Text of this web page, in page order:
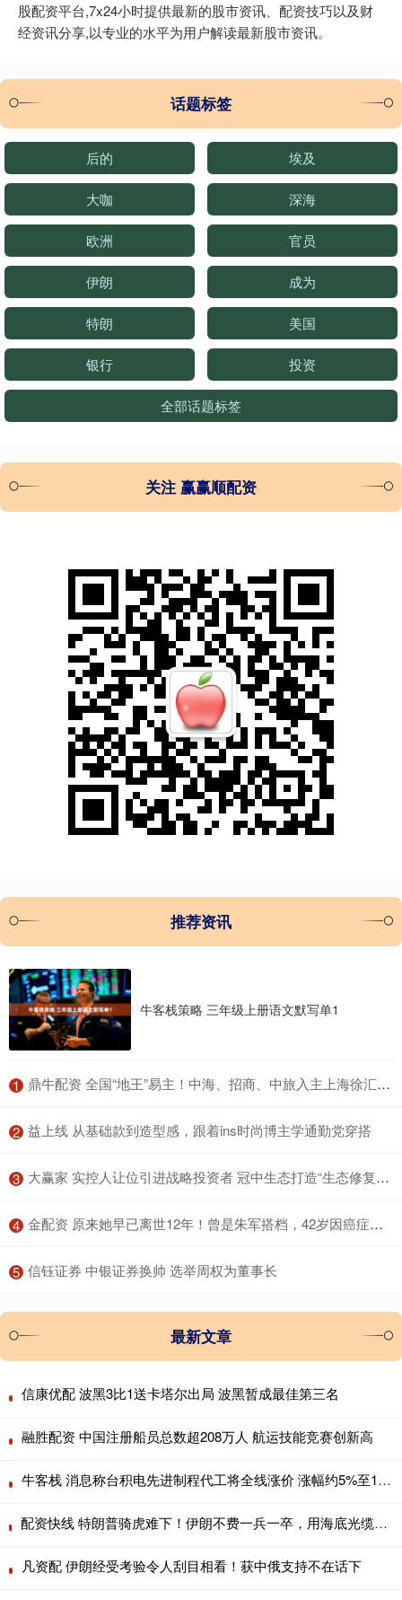
股配资平台,7x24小时提供最新的股市资讯、配资技巧以及财
经资讯分享,以专业的水平为用户解读最新股市资讯。
话题标签
后的 埃及
大咖 深海
欧洲 官员
伊朗 成为
特朗 美国
银行 投资
全部话题标签
关注 赢赢顺配资
推荐资讯
牛客栈策略 三年级上册语文默写单1
1 ​鼎牛配资 全国“地王”易主！中海、招商、中旅入主上海徐汇滨江地块
2 ​益上线 从基础款到造型感，跟着ins时尚博主学通勤党穿搭
3 ​大赢家 实控人让位引进战略投资者 冠中生态打造“生态修复+财税数智化”双主业
4 ​金配资 原来她早已离世12年！曾是朱军搭档，42岁因癌症病故一生奉献事业
5 ​信钰证券 中银证券换帅 选举周权为董事长
最新文章
信康优配 波黑3比1送卡塔尔出局 波黑暂成最佳第三名
融胜配资 中国注册船员总数超208万人 航运技能竞赛创新高
牛客栈 消息称台积电先进制程代工将全线涨价 涨幅约5%至10%
配资快线 特朗普骑虎难下！伊朗不费一兵一卒，用海底光缆逼美国让步 2026年4
凡资配 伊朗经受考验令人刮目相看！获中俄支持不在话下